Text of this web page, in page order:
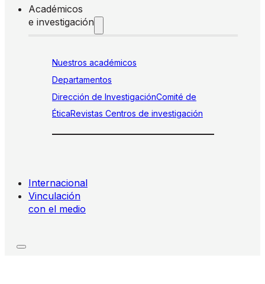
Académicos
e investigación
Nuestros académicos
Departamentos
Dirección de InvestigaciónComité de
ÉticaRevistas Centros de investigación
Internacional
Vinculación
con el medio